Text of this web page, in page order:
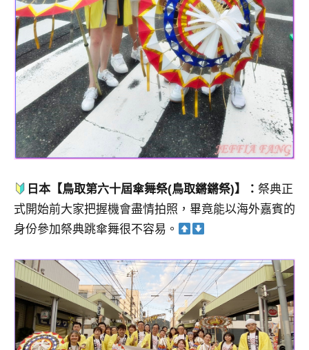
日本【鳥取第六十屆傘舞祭(鳥取鏘鏘祭)】：祭典正
式開始前大家把握機會盡情拍照，畢竟能以海外嘉賓的
身份參加祭典跳傘舞很不容易。